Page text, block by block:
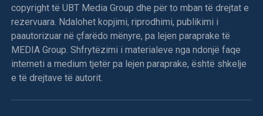
copyright të UBT Media Group dhe për to mban të drejtat e
rezervuara. Ndalohet kopjimi, riprodhimi, publikimi i
paautorizuar në çfarëdo mënyre, pa lejen paraprake të
MEDIA Group. Shfrytëzimi i materialeve nga ndonjë faqe
interneti a medium tjetër pa lejen paraprake, është shkelje
e të drejtave të autorit.